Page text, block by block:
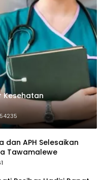
Kesehatan
54235
dan APH Selesaikan
Tawamalewe